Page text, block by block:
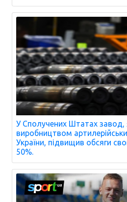
У Сполучених Штатах завод,
виробництвом
України, підвищив обсяги
50%.